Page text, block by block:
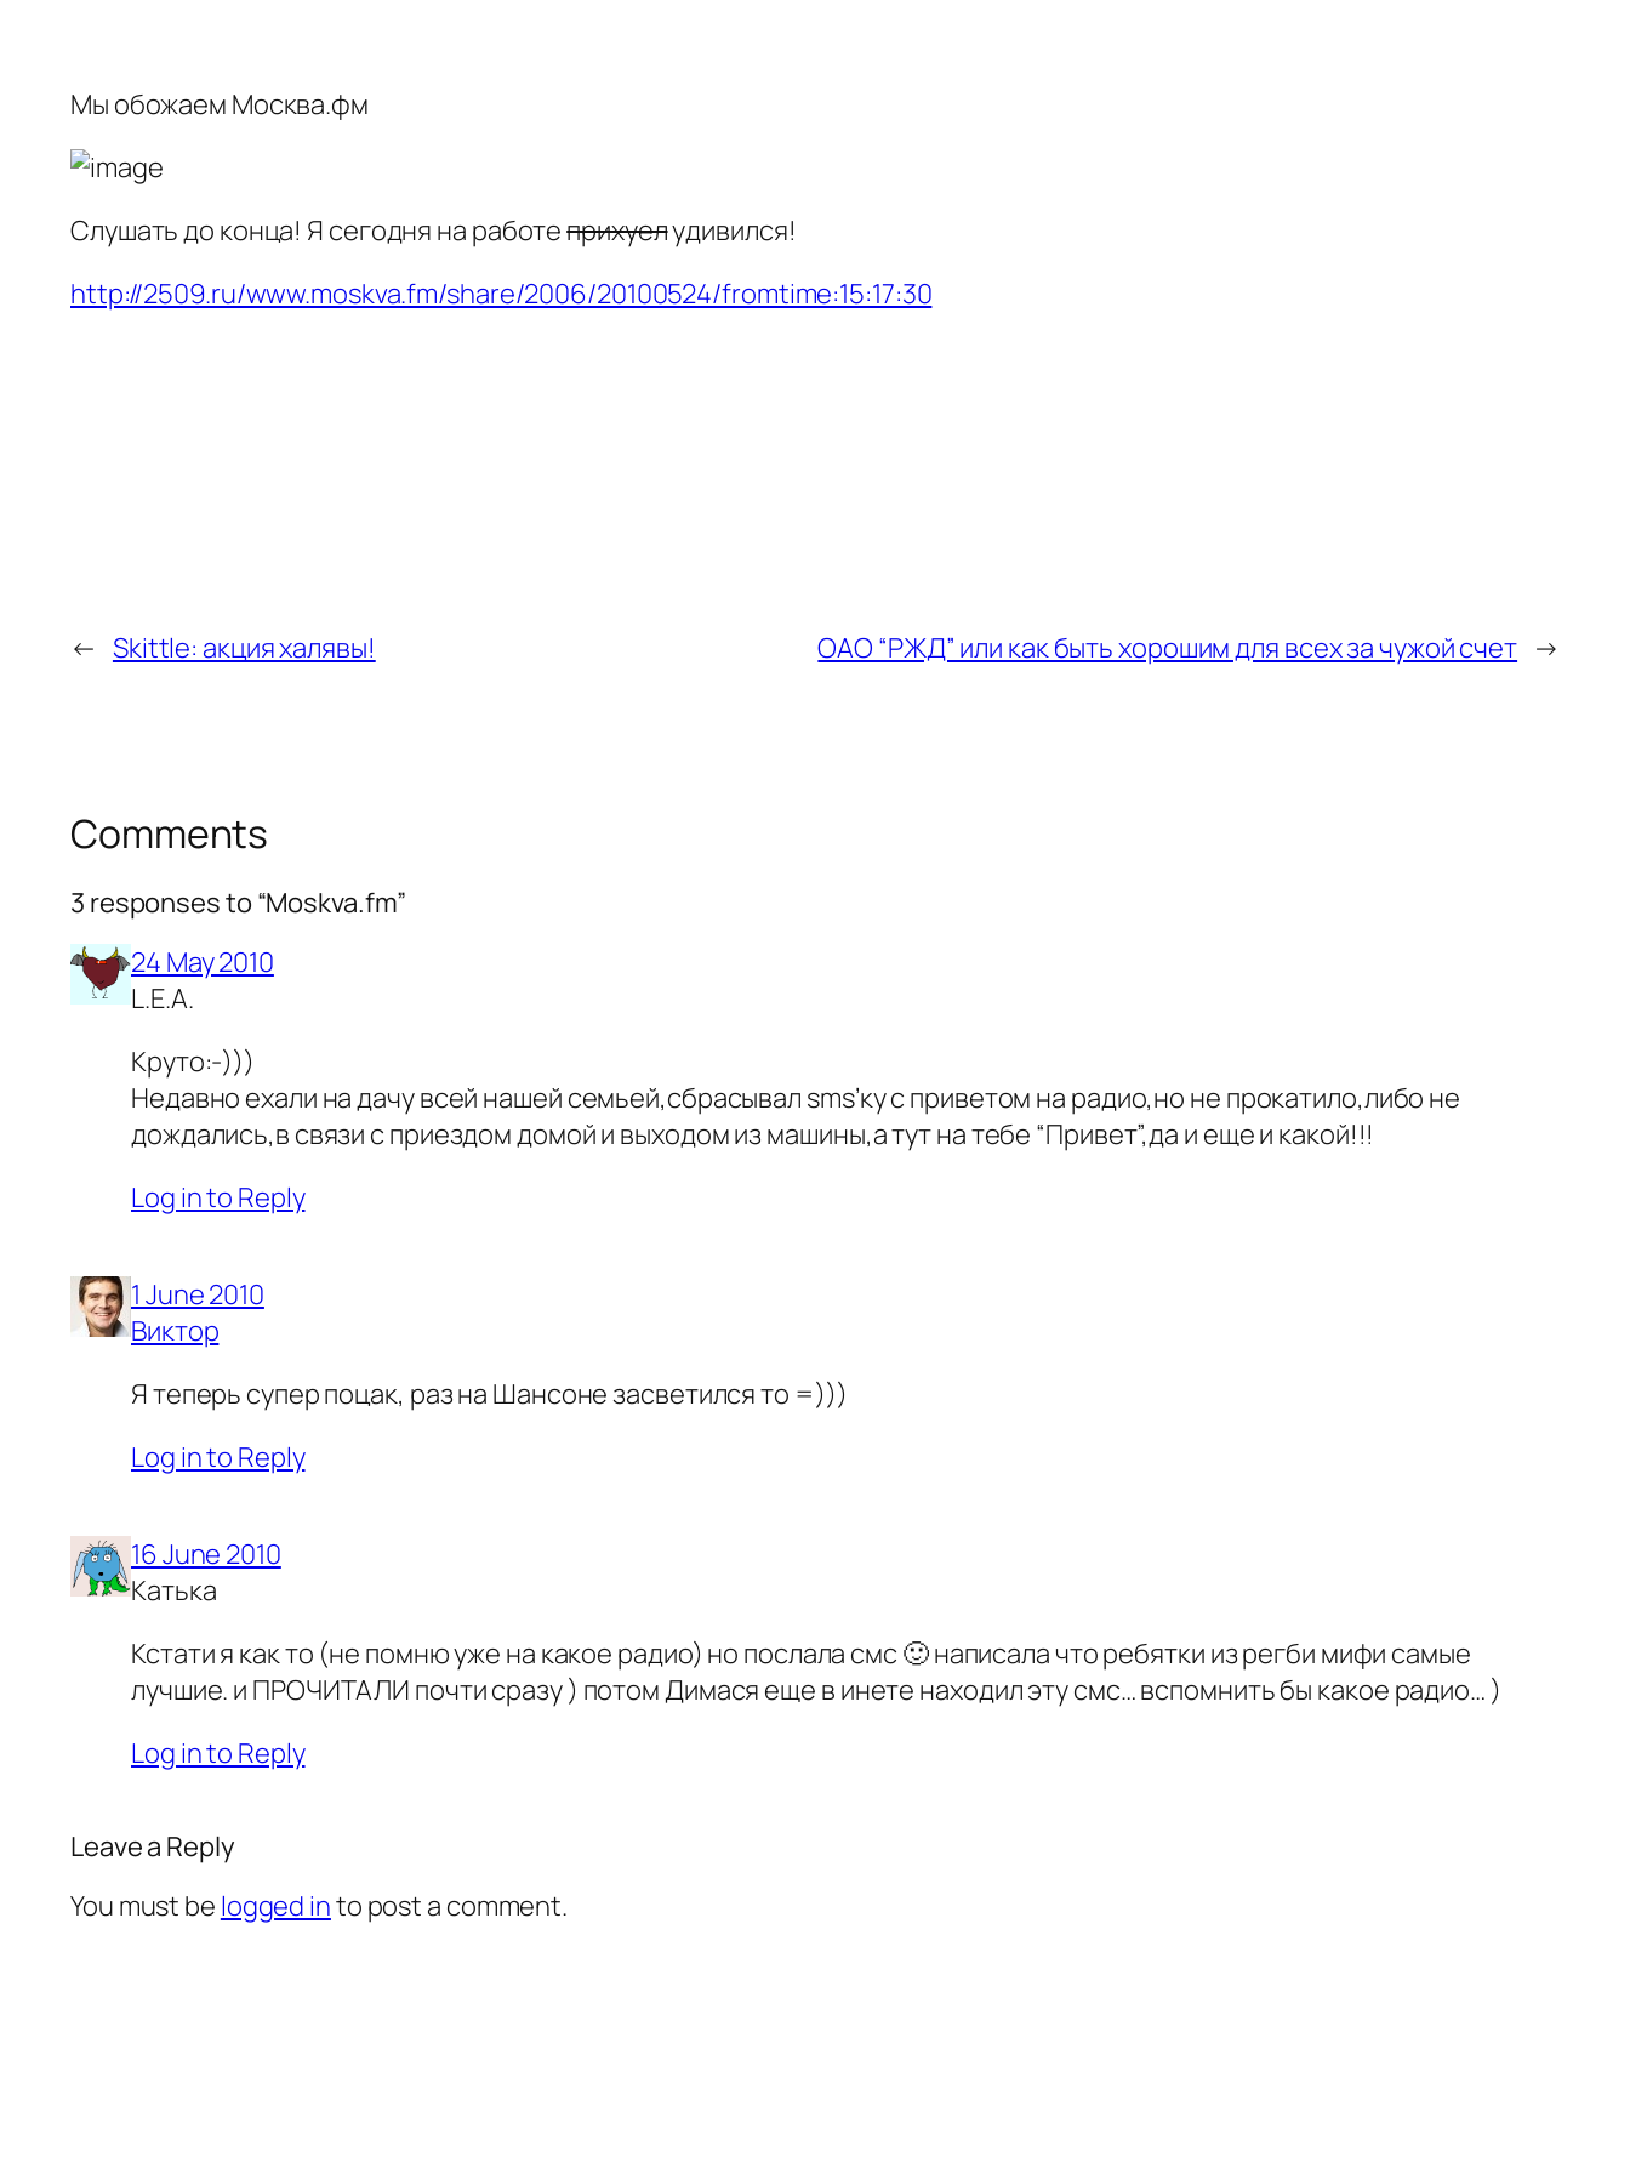
Мы обожаем Москва.фм
Слушать до конца! Я сегодня на работеприхуелудивился!
http://2509.ru/www.moskva.fm/share/2006/20100524/fromtime:15:17:30
← Skittle: акция халявы! ОАО “РЖД” или как быть хорошим для всех за чужой счет →
Comments
3 responses to “Moskva.fm”
24 May 2010
L.E.A.
Круто:-)))
Недавно ехали на дачу всей нашей семьей,сбрасывал sms’ку с приветом на радио,но не прокатило,либо не
дождались,в связи с приездом домой и выходом из машины,а тут на тебе “Привет”,да и еще и какой!!!
Log in to Reply
1 June 2010
Виктор
Я теперь супер поцак, раз на Шансоне засветился то =)))
Log in to Reply
16 June 2010
Катька
Кстати я как то (не помню уже на какое радио) но послала смс 🙂 написала что ребятки из регби мифи самые
лучшие. и ПРОЧИТАЛИ почти сразу ) потом Димася еще в инете находил эту смс… вспомнить бы какое радио… )
Log in to Reply
Leave a Reply
You must be logged into post a comment.